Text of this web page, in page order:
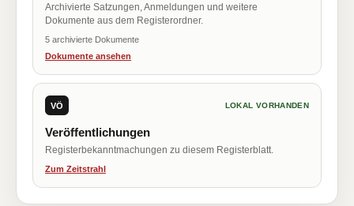
Archivierte Satzungen, Anmeldungen und weitere
Dokumente aus dem Registerordner.
5 archivierte Dokumente
Dokumente ansehen
VÖ LOKAL VORHANDEN
Veröffentlichungen
Registerbekanntmachungen zu diesem Registerblatt.
Zum Zeitstrahl